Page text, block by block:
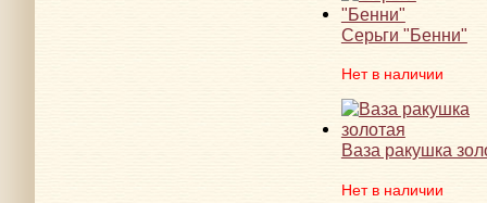
Серьги "Бенни"
Нет в наличии
Ваза ракушка
Нет в наличии